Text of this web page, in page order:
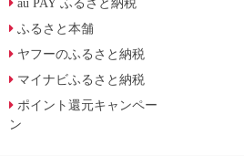
au PAY ふるさと納税
ふるさと本舗
ヤフーのふるさと納税
マイナビふるさと納税
ポイント還元キャンペー
ン